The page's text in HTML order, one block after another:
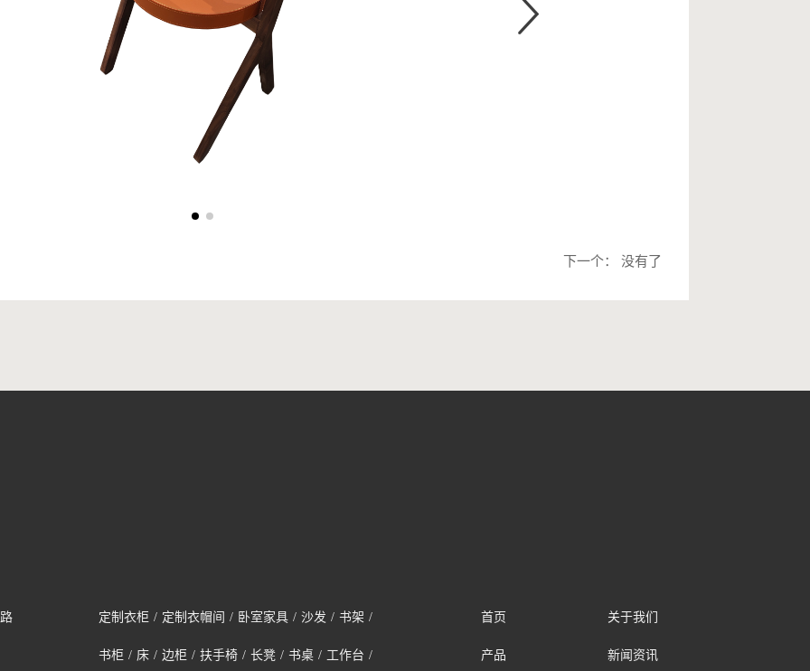
下一个： 没有了
定制衣柜 / 定制衣帽间 / 卧室家具 / 沙发 / 书架 /
书柜 / 床 / 边柜 / 扶手椅 / 长凳 / 书桌 / 工作台 /
首页 关于我们
产品 新闻资讯